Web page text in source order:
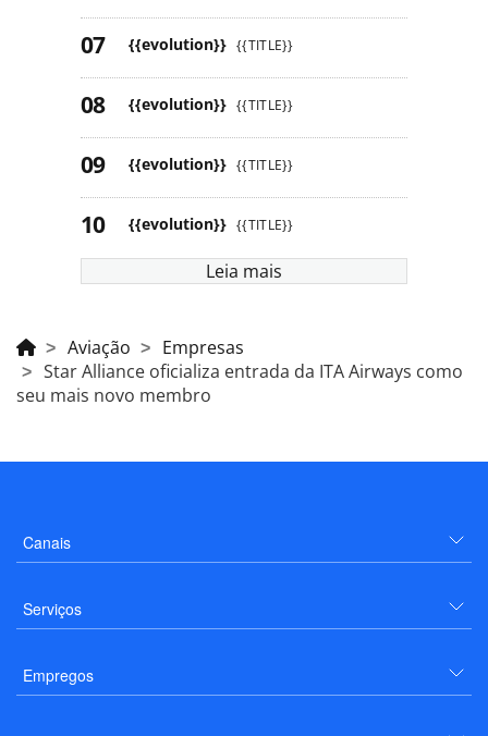
{{evolution}} {{TITLE}}
{{evolution}} {{TITLE}}
{{evolution}} {{TITLE}}
{{evolution}} {{TITLE}}
Leia mais
Aviação
Empresas
Star Alliance oficializa entrada da ITA Airways como
seu mais novo membro
Canais
Serviços
Empregos